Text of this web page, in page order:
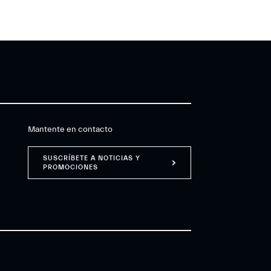
Mantente en contacto
SUSCRÍBETE A NOTICIAS Y
PROMOCIONES